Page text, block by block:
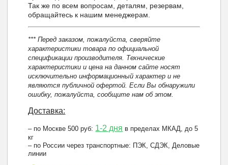
Так же по всем вопросам, деталям, резервам,
обращайтесь к нашим менеджерам.
*** Перед заказом, пожалуйста, сверяйте
характеристики товара по официальной
спецификации производителя. Технические
характеристики и цена на данном сайте носят
исключительно информационный характер и не
являются публичной офертой. Если Вы обнаружили
ошибку, пожалуйста, сообщите нам об этом.
Доставка:
– по Москве 500 руб: 1-2 дня в пределах МКАД, до 5
кг
– по России через транспортные: ПЭК, СДЭК, Деловые
линии